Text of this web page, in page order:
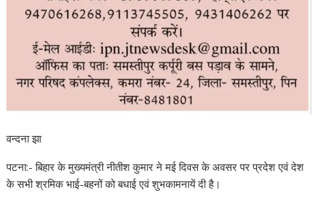
वन्दना झा
पटना:- बिहार के मुख्यमंत्री नीतीश कुमार ने मई दिवस के अवसर पर प्रदेश एवं देश
के सभी श्रमिक भाई-बहनों को बधाई एवं शुभकामनायें दी है।